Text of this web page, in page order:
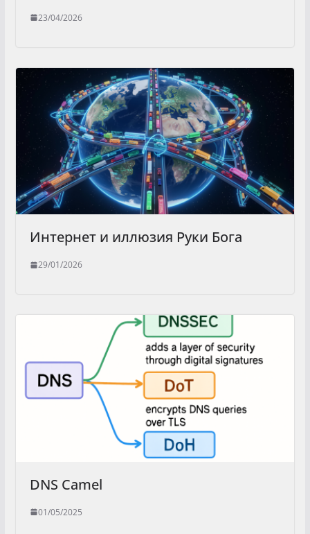
23/04/2026
Интернет и иллюзия Руки Бога
29/01/2026
DNS Camel
01/05/2025